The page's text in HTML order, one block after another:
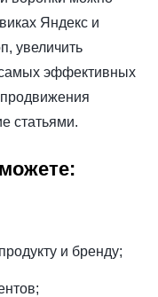
Яндекс и
увеличить
самых эффективных
статьями.
и бренду;